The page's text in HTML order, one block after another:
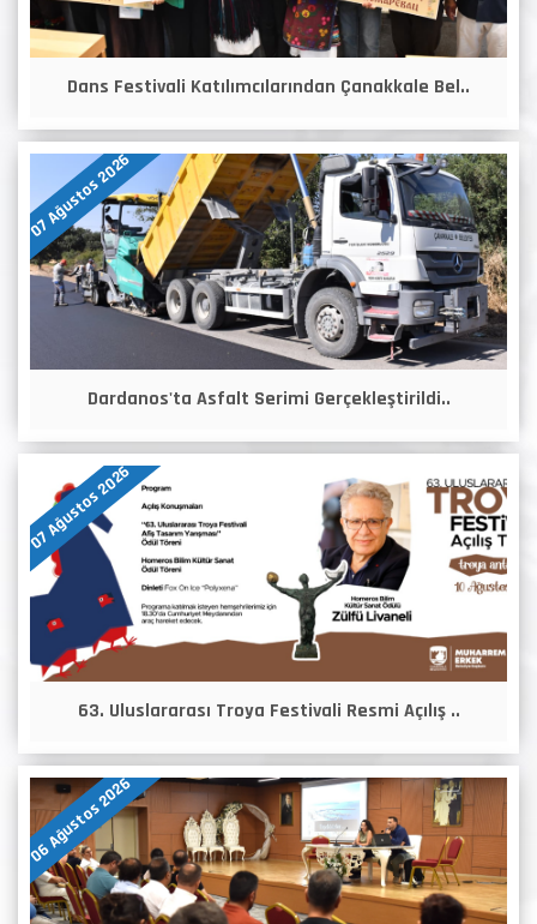
Dans Festivali Katılımcılarından Çanakkale Bel..
07 Ağustos 2026
Dardanos'ta Asfalt Serimi Gerçekleştirildi..
07 Ağustos 2026
63. Uluslararası Troya Festivali Resmi Açılış ..
06 Ağustos 2026